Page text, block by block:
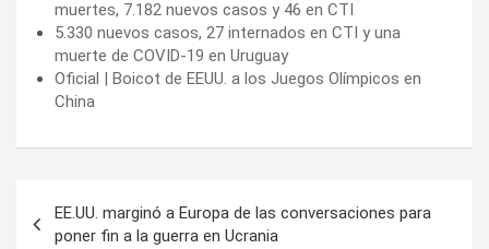
muertes, 7.182 nuevos casos y 46 en CTI
5.330 nuevos casos, 27 internados en CTI y una
muerte de COVID-19 en Uruguay
Oficial | Boicot de EEUU. a los Juegos Olímpicos en
China
de
EE.UU. marginó a Europa de las conversaciones para
poner fin a la guerra en Ucrania